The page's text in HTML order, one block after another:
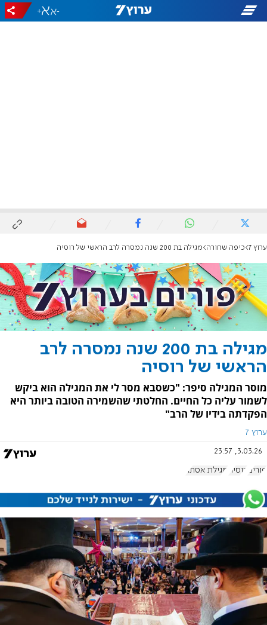
-
+
ערוץ 7 כיפה שחורה מגילה בת 200 שנה נמסרה לרב הראשי של רוסיה
מגילה בת 200 שנה נמסרה לרב
הראשי של רוסיה
מוסר המגילה סיפר: "כשסבא מסר לי את המגילה הוא ביקש
לשמור עליה כל החיים. החלטתי שהשמירה הטובה ביותר היא
הפקדתה בידיו של הרב"
ערוץ 7
3.03.26, 23:57
פורים רוסיה מגילת אסתר